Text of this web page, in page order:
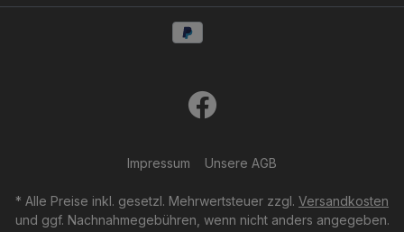
Impressum Unsere AGB
* Alle Preise inkl. gesetzl. Mehrwertsteuer zzgl. Versandkosten
und ggf. Nachnahmegebühren, wenn nicht anders angegeben.